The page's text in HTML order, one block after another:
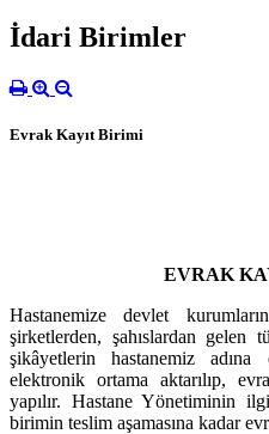
İdari Birimler
Evrak Kayıt Birimi
EVRAK
Hastanemize devlet
şirketlerden, şahıslardan gelen
şikâyetlerin hastanemiz
elektronik ortama aktarılıp,
yapılır. Hastane Yönetiminin
birimin teslim aşamasına kadar